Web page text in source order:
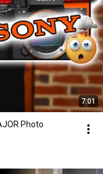
7:01
Photo